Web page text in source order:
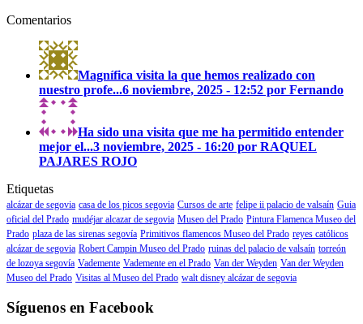
Comentarios
Magnífica visita la que hemos realizado con
nuestro profe...6 noviembre, 2025 - 12:52 por Fernando
Ha sido una visita que me ha permitido entender
mejor el...3 noviembre, 2025 - 16:20 por RAQUEL
PAJARES ROJO
Etiquetas
alcázar de segovia casa de los picos segovia Cursos de arte felipe ii palacio de valsaín Guia
oficial del Prado mudéjar alcazar de segovia Museo del Prado Pintura Flamenca Museo del
Prado plaza de las sirenas segovía Primitivos flamencos Museo del Prado reyes católicos
alcázar de segovia Robert Campin Museo del Prado ruinas del palacio de valsaín torreón
de lozoya segovía Vademente Vademente en el Prado Van der Weyden Van der Weyden
Museo del Prado Visitas al Museo del Prado walt disney alcázar de segovia
Síguenos en Facebook